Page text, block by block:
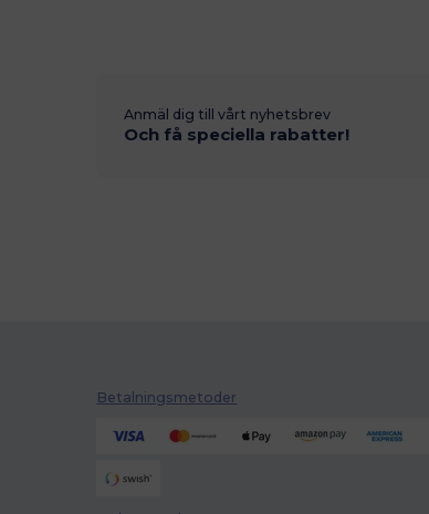
Anmäl dig till vårt nyhetsbrev
Och få speciella rabatter!
Betalningsmetoder